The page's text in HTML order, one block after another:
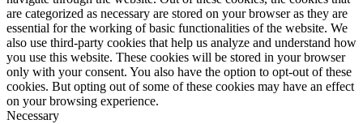
are categorized as necessary are stored on your browser as they are
essential for the working of basic functionalities of the website. We
also use third-party cookies that help us analyze and understand how
you use this website. These cookies will be stored in your browser
only with your consent. You also have the option to opt-out of these
cookies. But opting out of some of these cookies may have an effect
on your browsing experience.
Necessary